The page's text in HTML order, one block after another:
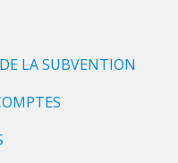
LA SUBVENTION